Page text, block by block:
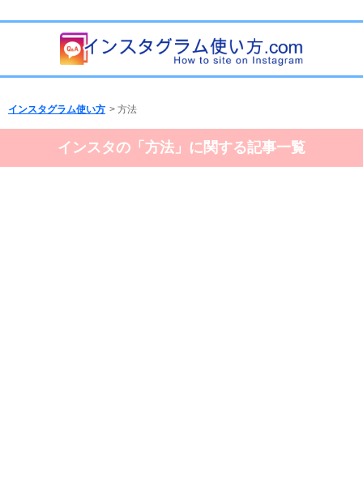
インスタグラム使い方 > 方法
インスタの「方法」に関する記事一覧